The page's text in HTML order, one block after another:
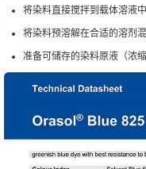
将染料直接搅拌到载体溶液中
将染料预溶解在合适的溶剂
准备可储存的染料原液（浓